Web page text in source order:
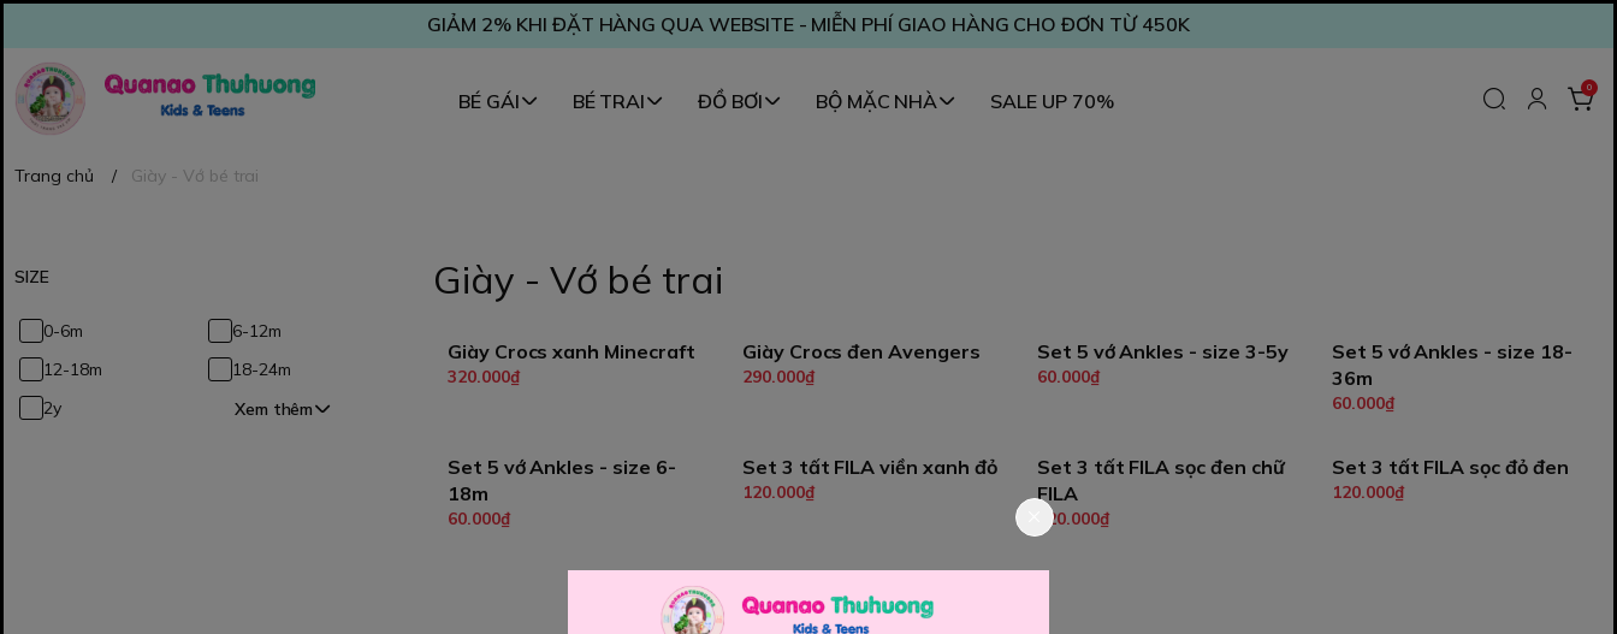
GIẢM 2% KHI ĐẶT HÀNG QUA WEBSITE - MIỄN PHÍ GIAO HÀNG CHO ĐƠN TỪ 450K
BÉ GÁI BÉ TRAI ĐỒ BƠI BỘ MẶC NHÀ SALE UP 70%
0
Trang chủ / Giày - Vớ bé trai
SIZE
0-6m
6-12m
12-18m
18-24m
2y
Xem thêm
Giày - Vớ bé trai
Giày Crocs xanh Minecraft
320.000₫
Giày Crocs đen Avengers
290.000₫
Set 5 vớ Ankles - size 3-5y
60.000₫
Set 5 vớ Ankles - size 18-
36m
60.000₫
Set 5 vớ Ankles - size 6-
18m
60.000₫
Set 3 tất FILA viền xanh đỏ
120.000₫
Set 3 tất FILA sọc đen chữ
FILA
120.000₫
Set 3 tất FILA sọc đỏ đen
120.000₫